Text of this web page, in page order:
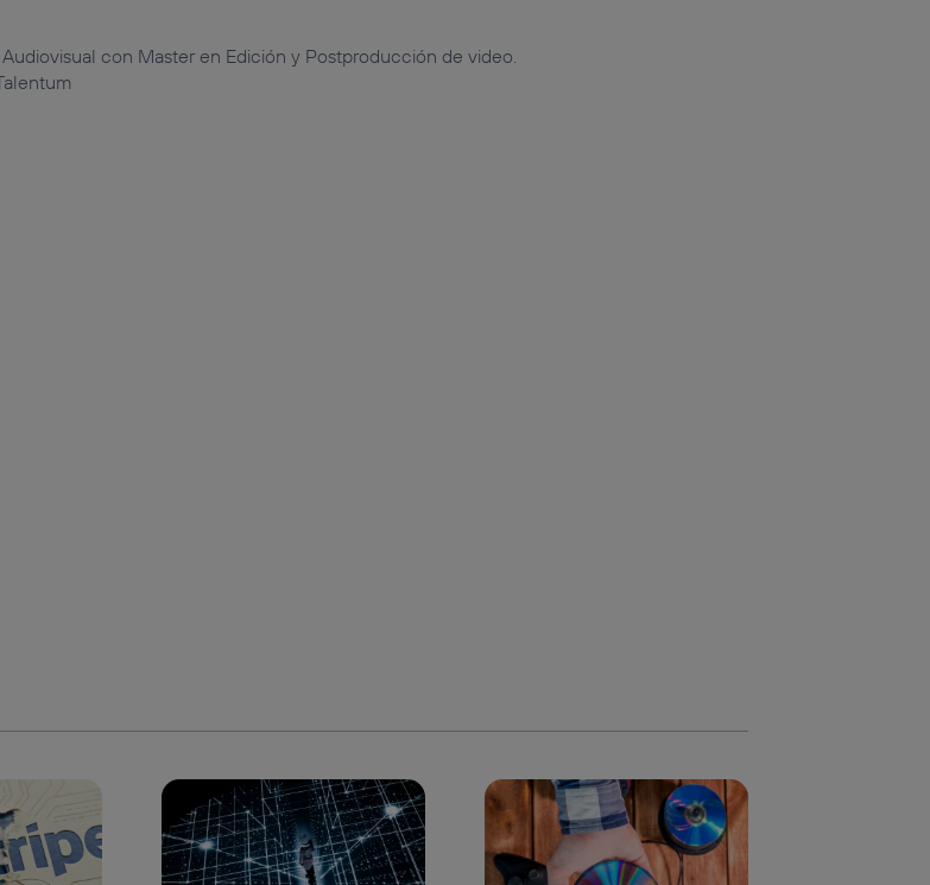
con Master en Edición y Postproducción de video.